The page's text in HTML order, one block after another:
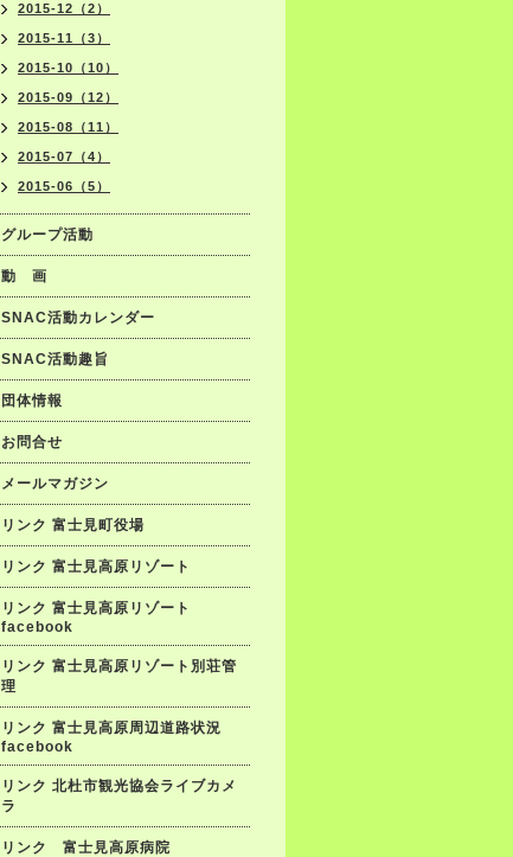
2015-12（2）
2015-11（3）
2015-10（10）
2015-09（12）
2015-08（11）
2015-07（4）
2015-06（5）
グループ活動
動 画
SNAC活動カレンダー
SNAC活動趣旨
団体情報
お問合せ
メールマガジン
リンク 富士見町役場
リンク 富士見高原リゾート
リンク 富士見高原リゾート
facebook
リンク 富士見高原リゾート別荘管
理
リンク 富士見高原周辺道路状況
facebook
リンク 北杜市観光協会ライブカメ
ラ
リンク 富士見高原病院